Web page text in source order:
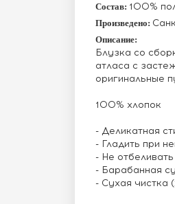
Состав: 100%
Произведено:
Описание:
Блузка со
атласа с
оригинальные
100% хлопок
- Деликатная
- Гладить при
- Не отбеливать
- Барабанная
- Сухая чистка